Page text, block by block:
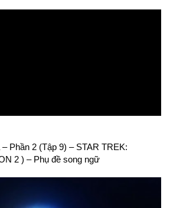
Phần 2 (Tập 9) – STAR TREK:
2 ) – Phụ đề song ngữ